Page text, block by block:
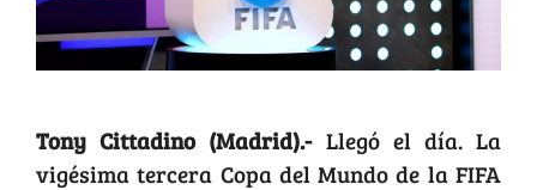
Tony Cittadino (Madrid).-Llegó el día. La
vigésima tercera Copa del Mundo de la FIFA